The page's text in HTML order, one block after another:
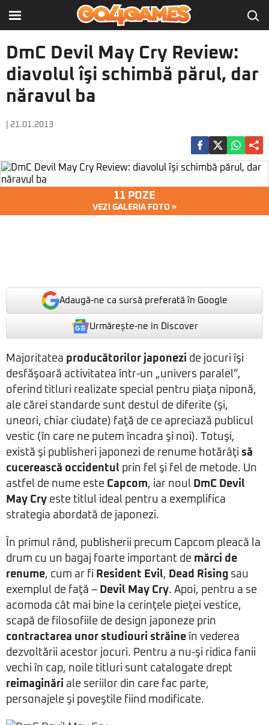
DmC Devil May Cry Review:
diavolul îşi schimbă părul, dar
năravul ba
| 21.01.2013
11 POZE
VEZI GALERIA FOTO »
Adaugă-ne ca sursă preferată în Google
Urmărește-ne in Discover
Majoritatea producătorilor japonezi de jocuri îşi
desfăşoară activitatea într-un „univers paralel”,
oferind titluri realizate special pentru piaţa niponă,
ale cărei standarde sunt destul de diferite (şi,
uneori, chiar ciudate) faţă de ce apreciază publicul
vestic (în care ne putem încadra şi noi). Totuşi,
există şi publisheri japonezi de renume hotărâţi să
cucerească occidentul prin fel şi fel de metode. Un
astfel de nume este Capcom, iar noul DmC Devil
May Cry este titlul ideal pentru a exemplifica
strategia abordată de japonezi.
În primul rând, publisherii precum Capcom pleacă la
drum cu un bagaj foarte important de mărci de
renume, cum ar fi Resident Evil, Dead Rising sau
exemplul de faţă – Devil May Cry. Apoi, pentru a se
acomoda cât mai bine la cerinţele pieţei vestice,
scapă de filosofiile de design japoneze prin
contractarea unor studiouri străine în vederea
dezvoltării acestor jocuri. Pentru a nu-şi ridica fanii
vechi în cap, noile titluri sunt catalogate drept
reimaginări ale seriilor din care fac parte,
personajele şi poveştile fiind modificate.